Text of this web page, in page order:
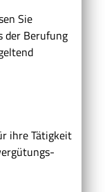
Sie
der Berufung
ihre Tätigkeit